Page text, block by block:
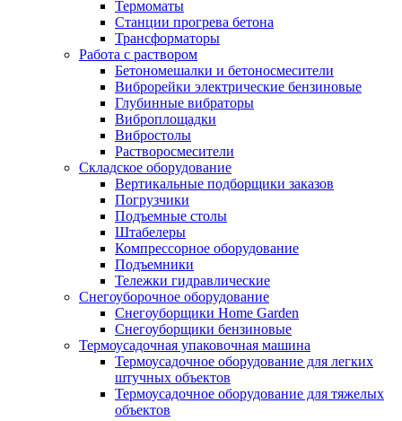
Термоматы
Станции прогрева бетона
Трансформаторы
Работа с раствором
Бетономешалки и бетоносмесители
Виброрейки электрические бензиновые
Глубинные вибраторы
Виброплощадки
Вибростолы
Растворосмесители
Складское оборудование
Вертикальные подборщики заказов
Погрузчики
Подъемные столы
Штабелеры
Компрессорное оборудование
Подъемники
Тележки гидравлические
Снегоуборочное оборудование
Снегоуборщики Home Garden
Снегоуборщики бензиновые
Термоусадочная упаковочная машина
Термоусадочное оборудование для легких
штучных объектов
Термоусадочное оборудование для тяжелых
объектов